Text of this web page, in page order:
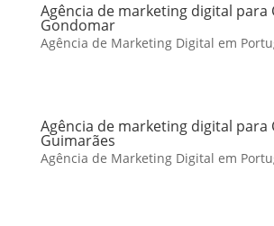
Agência de marketing digital para
Gondomar
Agência de Marketing Digital em
Agência de marketing digital para
Guimarães
Agência de Marketing Digital em